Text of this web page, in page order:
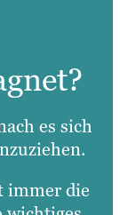
es sich
immer die